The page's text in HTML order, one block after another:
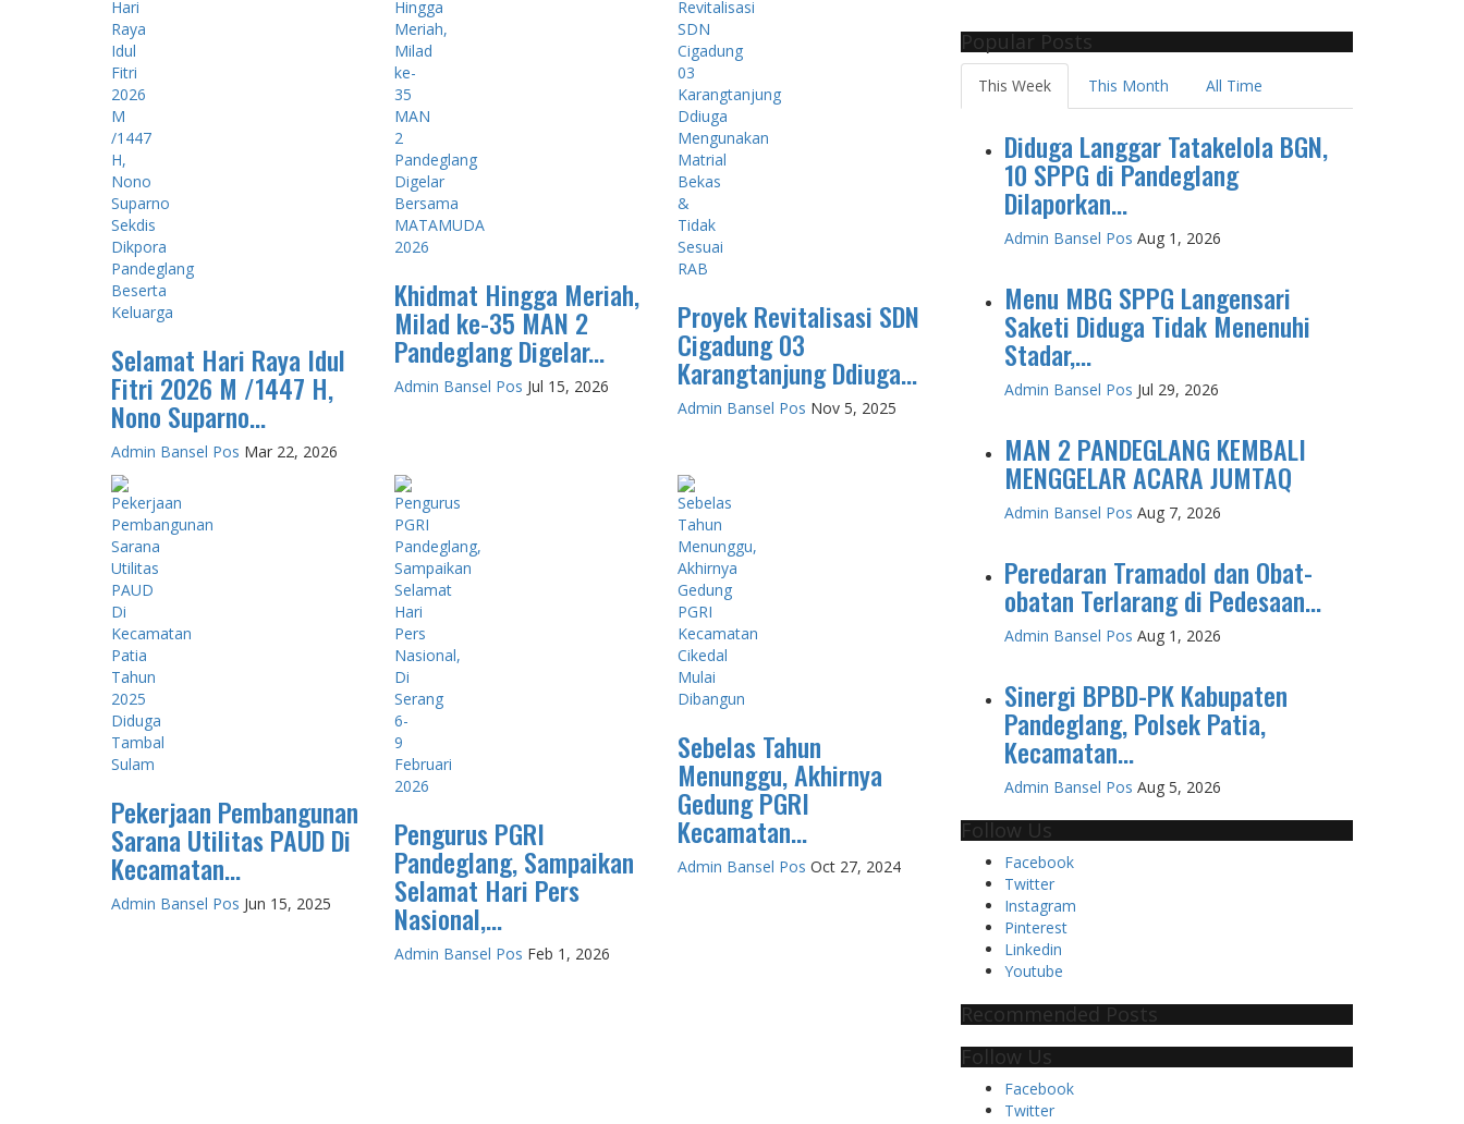
Selamat Hari Raya Idul
Fitri 2026 M /1447 H,
Nono Suparno...
Admin Bansel Pos Mar 22, 2026
Khidmat Hingga Meriah,
Milad ke-35 MAN 2
Pandeglang Digelar...
Admin Bansel Pos Jul 15, 2026
Proyek Revitalisasi SDN
Cigadung 03
Karangtanjung Ddiuga...
Admin Bansel Pos Nov 5, 2025
Pekerjaan Pembangunan
Sarana Utilitas PAUD Di
Kecamatan...
Admin Bansel Pos Jun 15, 2025
Pengurus PGRI
Pandeglang, Sampaikan
Selamat Hari Pers
Nasional,...
Admin Bansel Pos Feb 1, 2026
Sebelas Tahun
Menunggu, Akhirnya
Gedung PGRI
Kecamatan...
Admin Bansel Pos Oct 27, 2024
Popular Posts
This Week This Month All Time
Diduga Langgar Tatakelola BGN,
10 SPPG di Pandeglang
Dilaporkan...
Admin Bansel Pos Aug 1, 2026
Menu MBG SPPG Langensari
Saketi Diduga Tidak Menenuhi
Stadar,...
Admin Bansel Pos Jul 29, 2026
MAN 2 PANDEGLANG KEMBALI
MENGGELAR ACARA JUMTAQ
Admin Bansel Pos Aug 7, 2026
Peredaran Tramadol dan Obat-
obatan Terlarang di Pedesaan...
Admin Bansel Pos Aug 1, 2026
Sinergi BPBD-PK Kabupaten
Pandeglang, Polsek Patia,
Kecamatan...
Admin Bansel Pos Aug 5, 2026
Follow Us
Facebook
Twitter
Instagram
Pinterest
Linkedin
Youtube
Recommended Posts
Follow Us
Facebook
Twitter